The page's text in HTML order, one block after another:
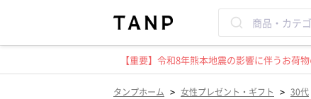
【重要】令和8年熊本地震の影響に伴うお荷
タンプホーム > 女性プレゼント・ギフト > 30代